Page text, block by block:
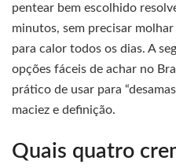
pentear bem escolhido
minutos, sem precisar
para calor todos os dias. A
opções fáceis de achar no
prático de usar para
maciez e definição.
Quais quatro